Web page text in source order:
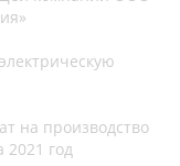
на производство
2021 год